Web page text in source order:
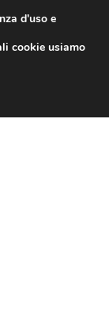
290
d'uso e
cookie usiamo